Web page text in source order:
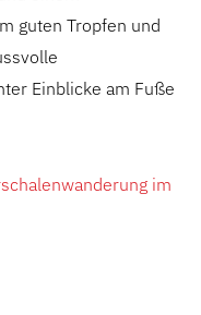
guten Tropfen und
Einblicke am Fuße
im